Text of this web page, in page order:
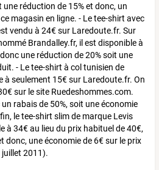
réduction de 15% et donc, un
magasin en ligne. - Le tee-shirt avec
vendu à 24€ sur Laredoute.fr. Sur
Brandalley.fr, il est disponible à
une réduction de 20% soit une
- Le tee-shirt à col tunisien de
à seulement 15€ sur Laredoute.fr. On
sur le site Ruedeshommes.com.
rabais de 50%, soit une économie
le tee-shirt slim de marque Levis
à 34€ au lieu du prix habituel de 40€,
donc, une économie de 6€ sur le prix
2011).